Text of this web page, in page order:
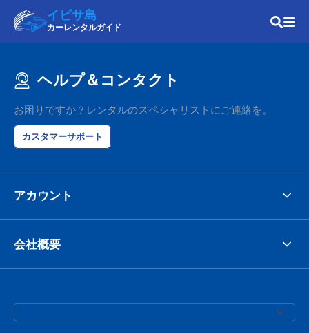
イビサ島
カーレンタルガイド
ヘルプ＆コンタクト
お困りですか？レンタルのスペシャリストにご連絡を。
カスタマーサポート
アカウント
会社概要